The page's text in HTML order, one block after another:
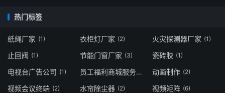
热门标签
纸绳厂家 (1) 衣柜灯厂家 (2) 火灾探测器厂家 (1)
止回阀 (1) 节能门窗厂家 (3) 瓷砖胶 (1)
电视台广告公司 (1) 员工福利商城服务商 (1)动画制作 (2)
视频会议终端 (2) 水帘除尘器 (2) 视频矩阵 (6)